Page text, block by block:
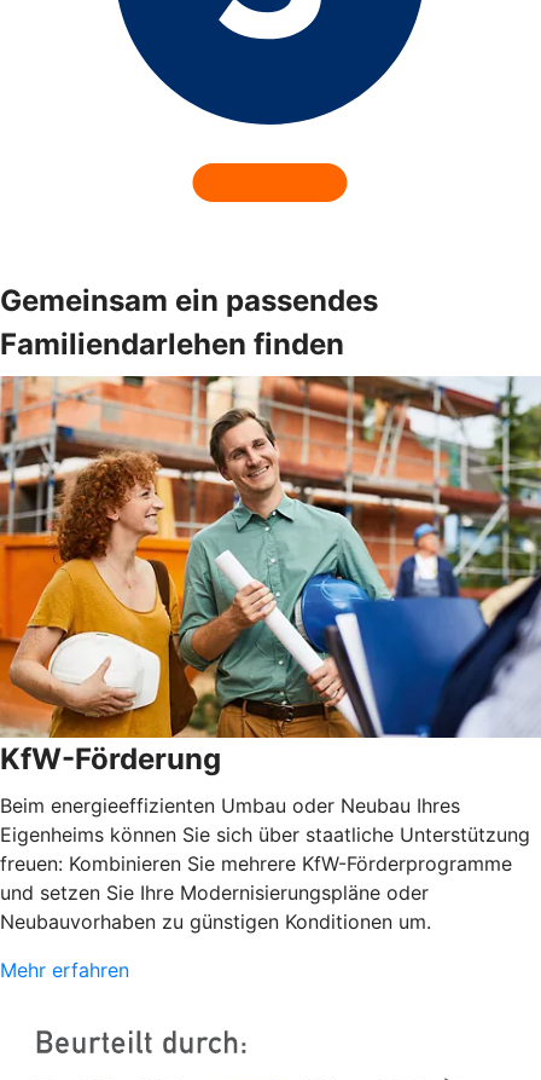
Gemeinsam ein passendes
Familiendarlehen finden
KfW-Förderung
Beim energieeffizienten Umbau oder Neubau Ihres
Eigenheims können Sie sich über staatliche Unterstützung
freuen: Kombinieren Sie mehrere KfW-Förderprogramme
und setzen Sie Ihre Modernisierungspläne oder
Neubauvorhaben zu günstigen Konditionen um.
Mehr erfahren